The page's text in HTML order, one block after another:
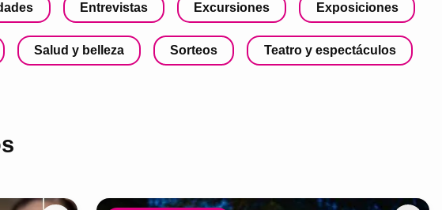
Entrevistas Excursiones Exposiciones
Salud y belleza Sorteos Teatro y espectáculos